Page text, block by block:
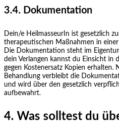
3.4. Dokumentation
Dein/e HeilmasseurIn ist gesetzlich
therapeutischen Maßnahmen in
Die Dokumentation steht im
dein Verlangen kannst du Einsicht in
gegen Kostenersatz Kopien erhalten.
Behandlung verbleibt die
und wird über den gesetzlich
aufbewahrt.
4. Was solltest du